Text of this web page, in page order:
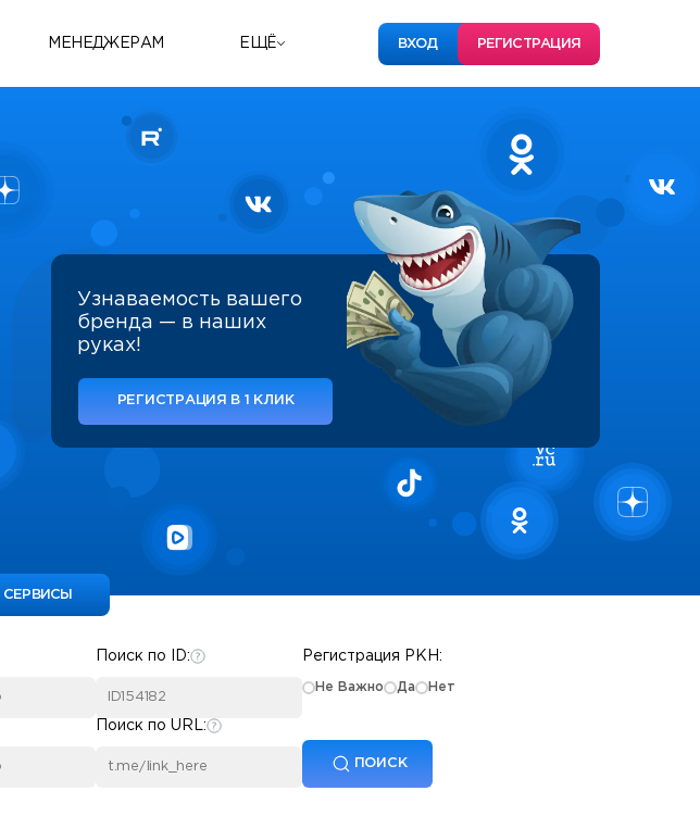
МЕНЕДЖЕРАМ ЕЩЁ ВХОД РЕГИСТРАЦИЯ
Узнаваемость вашего
бренда — в наших
руках!
РЕГИСТРАЦИЯ В 1 КЛИК
СЕРВИСЫ
Поиск по ID:
Поиск по URL:
Регистрация РКН:
Не Важно Да Нет
ПОИСК